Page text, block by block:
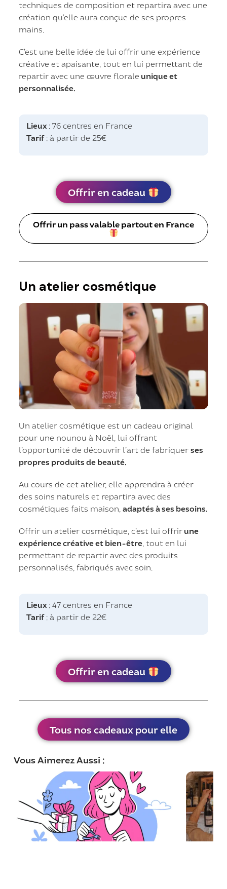
techniques de composition et repartira avec une
création qu’elle aura conçue de ses propres
mains.
C’est une belle idée de lui offrir une expérience
créative et apaisante, tout en lui permettant de
repartir avec une œuvre florale unique et
personnalisée.
Lieux : 76 centres en France
Tarif: à partir de 25€
Offrir en cadeau
Offrir un pass valable partout en France
Un atelier cosmétique
Un atelier cosmétique est un cadeau original
pour une nounou à Noël, lui offrant
l’opportunité de découvrir l’art de fabriquerses
propres produits de beauté.
Au cours de cet atelier, elle apprendra à créer
des soins naturels et repartira avec des
cosmétiques faits maison,adaptés à ses besoins.
Offrir un atelier cosmétique, c’est lui offrir une
expérience créative et bien-être , tout en lui
permettant de repartir avec des produits
personnalisés, fabriqués avec soin.
Lieux : 47 centres en France
Tarif: à partir de 22€
Offrir en cadeau
Tous nos cadeaux pour elle
Vous Aimerez Aussi :